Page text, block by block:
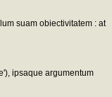
suam obiectivitatem : at
ipsaque argumentum